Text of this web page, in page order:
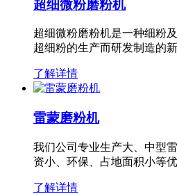
超细微粉磨粉机
超细微粉磨粉机是一种细粉
超细粉的生产而研发制造的
了解详情
雷蒙磨粉机
我们公司专业生产大、中型
资小、环保、占地面积小等
了解详情